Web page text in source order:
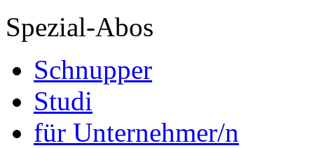
Spezial-Abos
Schnupper
Studi
für Unternehmer/n